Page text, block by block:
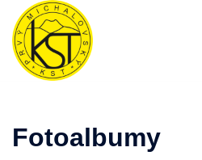
Preskočiť
obsah
Fotoalbumy